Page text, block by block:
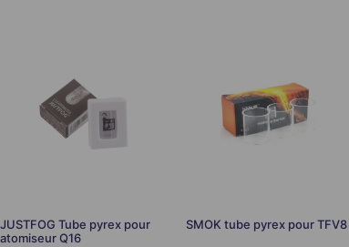
JUSTFOG Tube pyrex pour
atomiseur Q16
SMOK tube pyrex pour TFV8